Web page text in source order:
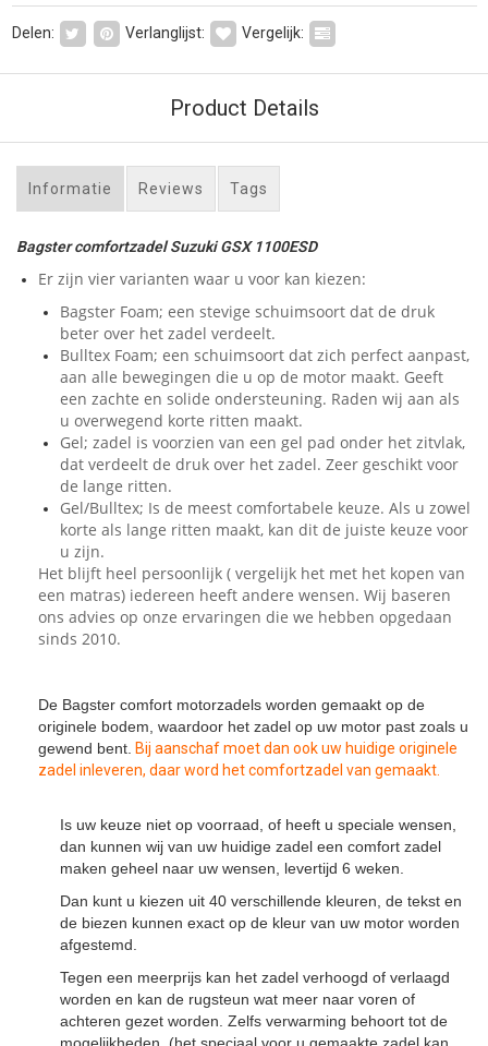
Delen: Verlanglijst: Vergelijk:
Product Details
Informatie Reviews Tags
Bagster comfortzadel Suzuki GSX 1100ESD
Er zijn vier varianten waar u voor kan kiezen:
Bagster Foam; een stevige schuimsoort dat de druk
beter over het zadel verdeelt.
Bulltex Foam; een schuimsoort dat zich perfect aanpast,
aan alle bewegingen die u op de motor maakt. Geeft
een zachte en solide ondersteuning. Raden wij aan als
u overwegend korte ritten maakt.
Gel; zadel is voorzien van een gel pad onder het zitvlak,
dat verdeelt de druk over het zadel. Zeer geschikt voor
de lange ritten.
Gel/Bulltex; Is de meest comfortabele keuze. Als u zowel
korte als lange ritten maakt, kan dit de juiste keuze voor
u zijn.
Het blijft heel persoonlijk ( vergelijk het met het kopen van
een matras) iedereen heeft andere wensen. Wij baseren
ons advies op onze ervaringen die we hebben opgedaan
sinds 2010.
De Bagster comfort motorzadels worden gemaakt op de
originele bodem, waardoor het zadel op uw motor past zoals u
gewend bent. Bij aanschaf moet dan ook uw huidige originele
zadel inleveren, daar word het comfortzadel van gemaakt.
Is uw keuze niet op voorraad, of heeft u speciale wensen,
dan kunnen wij van uw huidige zadel een comfort zadel
maken geheel naar uw wensen, levertijd 6 weken.
Dan kunt u kiezen uit 40 verschillende kleuren, de tekst en
de biezen kunnen exact op de kleur van uw motor worden
afgestemd.
Tegen een meerprijs kan het zadel verhoogd of verlaagd
worden en kan de rugsteun wat meer naar voren of
achteren gezet worden. Zelfs verwarming behoort tot de